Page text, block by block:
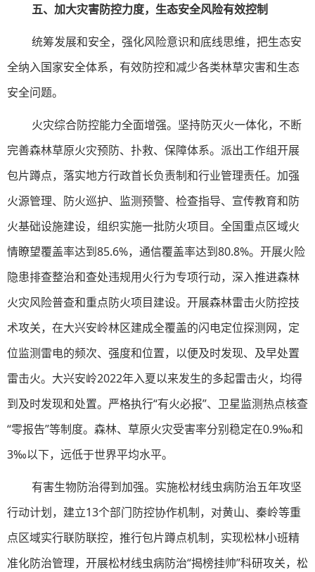
五、加大灾害防控力度，生态安全风险有效控制
统筹发展和安全，强化风险意识和底线思维，把生态安
全纳入国家安全体系，有效防控和减少各类林草灾害和生态
安全问题。
火灾综合防控能力全面增强。坚持防灭火一体化，不断
完善森林草原火灾预防、扑救、保障体系。派出工作组开展
包片蹲点，落实地方行政首长负责制和行业管理责任。加强
火源管理、防火巡护、监测预警、检查指导、宣传教育和防
火基础设施建设，组织实施一批防火项目。全国重点区域火
情瞭望覆盖率达到85.6%，通信覆盖率达到80.8%。开展火险
隐患排查整治和查处违规用火行为专项行动，深入推进森林
火灾风险普查和重点防火项目建设。开展森林雷击火防控技
术攻关，在大兴安岭林区建成全覆盖的闪电定位探测网，定
位监测雷电的频次、强度和位置，以便及时发现、及早处置
雷击火。大兴安岭2022年入夏以来发生的多起雷击火，均得
到及时发现和处置。严格执行“有火必报”、卫星监测热点核查
“零报告”等制度。森林、草原火灾受害率分别稳定在0.9‰和
3‰以下，远低于世界平均水平。
有害生物防治得到加强。实施松材线虫病防治五年攻坚
行动计划，建立13个部门防控协作机制，对黄山、秦岭等重
点区域实行联防联控，推行包片蹲点机制，实现松林小班精
准化防治管理，开展松材线虫病防治“揭榜挂帅”科研攻关，松